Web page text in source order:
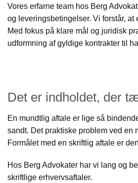
Vores erfarne team hos Berg
og leveringsbetingelser. Vi forstår,
Med fokus på klare mål og juridisk
udformning af gyldige kontrakter til
Det er indholdet, der
En mundtlig aftale er lige så
sandt. Det praktiske problem ved en
Formålet med en skriftlig aftale er
Hos Berg Advokater har vi lang og
skriftlige erhvervsaftaler.